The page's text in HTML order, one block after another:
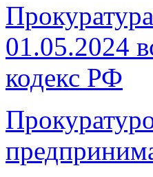
01.05.2024
кодекс РФ